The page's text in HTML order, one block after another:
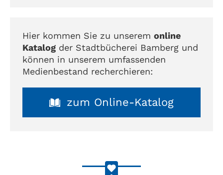
Hier kommen Sie zu unserem online
Katalog der Stadtbücherei Bamberg und
können in unserem umfassenden
Medienbestand recherchieren:
zum Online-Katalog